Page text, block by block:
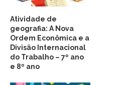
Atividade de
geografia: A Nova
Ordem Econômica e a
Divisão Internacional
do Trabalho – 7º ano
e 8º ano